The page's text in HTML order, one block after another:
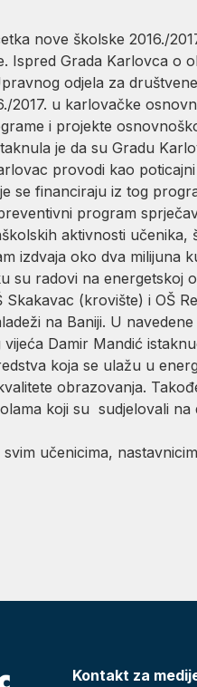
nove školske 2016./
Ispred Grada Karlovca o
odjela za
2017. u karlovačke
i projekte
je da su Gradu
provodi kao
se financiraju iz tog
program
aktivnosti učenika,
izdvaja oko dva milijuna
su radovi na energetskoj
Skakavac (krovište) i OŠ
na Baniji. U
vijeća Damir Mandić
koja se ulažu u
obrazovanja.
koji su sudjelovali
učenicima,
Kontakt za